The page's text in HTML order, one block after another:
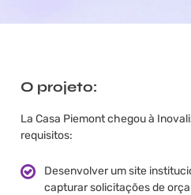
O projeto:
La Casa Piemont chegou à
requisitos:
Desenvolver um site
capturar solicitações de